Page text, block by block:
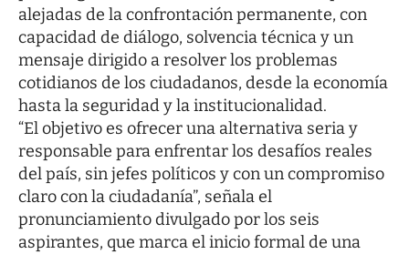
alejadas de la confrontación permanente, con
capacidad de diálogo, solvencia técnica y un
mensaje dirigido a resolver los problemas
cotidianos de los ciudadanos, desde la economía
hasta la seguridad y la institucionalidad.
“El objetivo es ofrecer una alternativa seria y
responsable para enfrentar los desafíos reales
del país, sin jefes políticos y con un compromiso
claro con la ciudadanía”, señala el
pronunciamiento divulgado por los seis
aspirantes, que marca el inicio formal de una